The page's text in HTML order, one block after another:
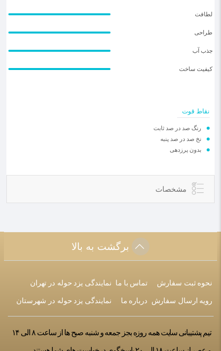
لطافت
طراحی
جذب آب
کیفیت ساخت
نقاط قوت
رنگ صد در صد ثابت
نخ صد در صد پنبه
بدون پرزدهی
مشخصات
برگشت به بالا
نحوه ثبت سفارش
رویه ارسال سفارش
تماس با ما
درباره ما
نمایندگی یزد حوله در تهران
نمایندگی یزد حوله در شهرستان
تیم پشتیبانی سایت همه روزه بجز جمعه و شنبه صبح ها از ساعت ۸ الی ۱۴